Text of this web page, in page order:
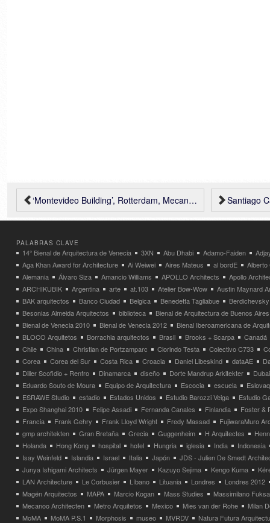
Santiago Calatrava
‘Montevideo Building’, Rotterdam, Mecanoo Architecten
PALABRAS CLAVE
14° Bienal de Arquitectura de Venecia 3XN Abu Dhabi Adamo-Faiden
Aga Khan Award for Architecture
Ai Weiwei Aires Mateus al bordE
Alberto
Alemania
Álvaro Siza Amancio Williams APOLLO Architects
Apollo
ARCHIKUBIK
Argentina arte at.103 Atelier Bow-Wow
Austin Maynard
BAK arquitectos
Banco Ciudad Belgica Benedetta Tagliabue
Besonias Almeida Arquitectos
biblioteca
Bienal de Arquitectura de Buenos Aires
Bienal de Venecia 2010
Bienal de Venecia 2012
Bienal Iberoamericana de
BLOCO Arquitetos
Borrachia arquitectos Brasil Brooks + Scarpa
Canadá
Chile
China Christian de Portzamparc Clorindo Testa Colectivo C733
Corea
Corea del Sur Costa Rica Croacia Daniel Libeskind dataAE
Diller Scofidio + Renfro
Dinamarca diseño Dorte Mandrup Arkitekter
Dubai
Eduardo Souto de Moura
Equipo de Arquitectura Escocia escuela
ESRAWE Studio
estadio Estados Unidos Estudio Barozzi Veiga
Estudio
Expo Shanghai 2010
Felipe Assadi Fernanda Canales Finlandia
Foster &
Francia
Frank Gehry Frank Lloyd Wright Fredy Massad
FujiwaraMuro
gmp architekten
Gran Bretaña Grecia Guggenheim H Arquitectes
Holanda
Hong Kong hospital hotel Hungria iglesia India
Indonesia
Isay Weinfeld
Islandia Israel Italia Japón
JDS - Julien De Smedt
Junya Ishigami Architects
Jürgen Mayer Kazuyo Sejima Kengo Kuma
LAN Architecture
Le Corbusier Líbano Lituania Londres
Londres 2012
Magén Arquitectos
MAPA Marcio Kogan Mass Studies
Massimilano
Mecanoo Architecten
Metro Arquitetos Mexico Mies van der Rohe
Milan
MoMA
MoMA P.S.1 Morphosis museo MVRDV
Natura Futura